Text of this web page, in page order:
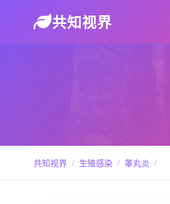
共知视界
共知视界 / 生殖感染 / 睾丸炎 /